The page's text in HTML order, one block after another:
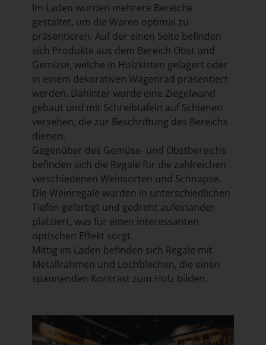
Im Laden wurden mehrere Bereiche
gestaltet, um die Waren optimal zu
präsentieren. Auf der einen Seite befinden
sich Produkte aus dem Bereich Obst und
Gemüse, welche in Holzkisten gelagert oder
in einem dekorativen Wagenrad präsentiert
werden. Dahinter wurde eine Ziegelwand
gebaut und mit Schreibtafeln auf Schienen
versehen, die zur Beschriftung des Bereichs
dienen.
Gegenüber des Gemüse- und Obstbereichs
befinden sich die Regale für die zahlreichen
verschiedenen Weinsorten und Schnäpse.
Die Weinregale wurden in unterschiedlichen
Tiefen gefertigt und gedreht aufeinander
platziert, was für einen interessanten
optischen Effekt sorgt.
Mittig im Laden befinden sich Regale mit
Metallrahmen und Lochblechen, die einen
spannenden Kontrast zum Holz bilden.